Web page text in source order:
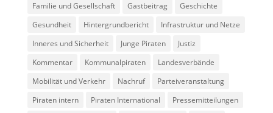
Familie und Gesellschaft
Gastbeitrag
Geschichte
Gesundheit
Hintergrundbericht
Infrastruktur und Netze
Inneres und Sicherheit
Junge Piraten
Justiz
Kommentar
Kommunalpiraten
Landesverbände
Mobilität und Verkehr
Nachruf
Parteiveranstaltung
Piraten intern
Piraten International
Pressemitteilungen